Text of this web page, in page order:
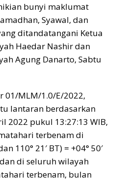
bunyi maklumat
Syawal, dan
ditandatangani Ketua
Haedar Nashir dan
Agung Danarto, Sabtu
01/MLM/1.0/E/2022,
lantaran berdasarkan
2022 pukul 13:27:13 WIB,
terbenam di
110° 21′ BT) = +04° 50′
di seluruh wilayah
terbenam, bulan